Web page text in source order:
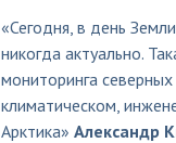
«Сегодня, в день
никогда актуально.
мониторинга
климатическом,
Арктика» Александр